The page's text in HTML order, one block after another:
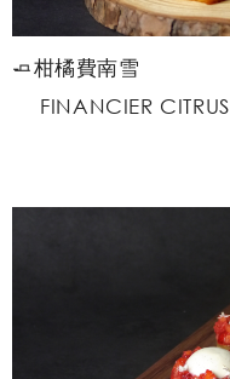
🧈柑橘費南雪
FINANCIER CITRUS